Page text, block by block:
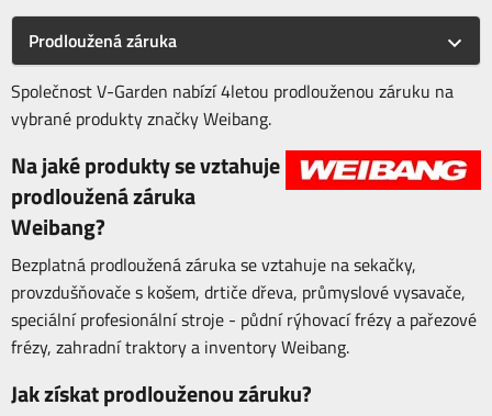
Prodloužená záruka
Společnost V-Garden nabízí 4letou prodlouženou záruku na
vybrané produkty značky Weibang.
Na jaké produkty se vztahuje
prodloužená záruka
Weibang?
Bezplatná prodloužená záruka se vztahuje na sekačky,
provzdušňovače s košem, drtiče dřeva, průmyslové vysavače,
speciální profesionální stroje - půdní rýhovací frézy a pařezové
frézy, zahradní traktory a inventory Weibang.
Jak získat prodlouženou záruku?